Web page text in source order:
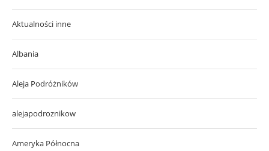
Aktualności inne
Albania
Aleja Podróżników
alejapodroznikow
Ameryka Północna